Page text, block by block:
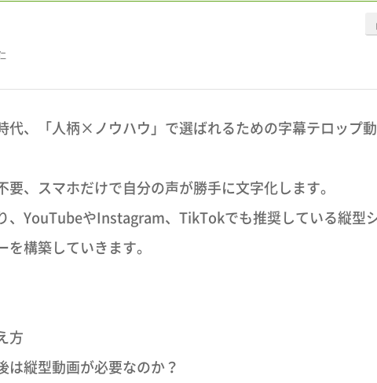
代、「人柄×ノウハウ」で選ばれるための字幕テロップ
要、スマホだけで自分の声が勝手に文字化します。
、YouTubeやInstagram、TikTokでも推奨している縦型
を構築していきます。
方
は縦型動画が必要なのか？